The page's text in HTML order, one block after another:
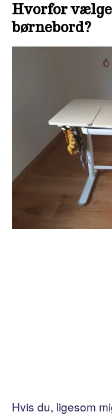
Hvorfor
børnebord?
Hvis du, ligesom